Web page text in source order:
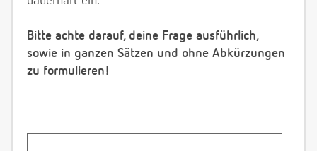
Bitte achte darauf, deine Frage ausführlich,
sowie in ganzen Sätzen und ohne Abkürzungen
zu formulieren!